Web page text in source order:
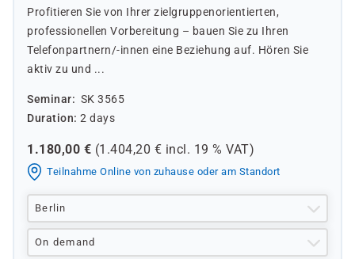
Profitieren Sie von Ihrer zielgruppenorientierten,
professionellen Vorbereitung – bauen Sie zu Ihren
Telefonpartnern/-innen eine Beziehung auf. Hören Sie
aktiv zu und ...
Seminar
SK 3565
Duration 2 days
1.180,00 € (1.404,20 € incl. 19 % VAT)
Teilnahme Online von zuhause oder am Standort
Berlin
On demand